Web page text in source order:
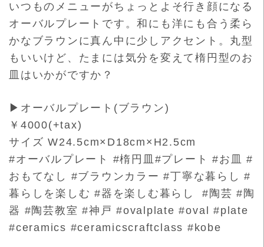
いつものメニューがちょっとよそ行き顔になる
オーバルプレートです。和にも洋にも合う柔ら
かなブラウンに真ん中に少しアクセント 。丸型
もいいけど、たまには気分を変えて楕円型のお
皿はいかがですか？
▶オーバルプレート(ブラウン)
￥4000(+tax)
サイズ W24.5cm×D18cm×H2.5cm
#オーバルプレート #楕円皿#プレート #お皿 #
おもてなし #ブラウンカラー #丁寧な暮らし #
暮らしを楽しむ #器を楽しむ暮らし #陶芸 #陶
器 #陶芸教室 #神戸 #ovalplate #oval #plate
#ceramics #ceramicscraftclass #kobe